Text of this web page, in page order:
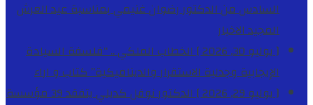
السادس من الدكتور رضوان غنيمي بمناسبة عيد العرش
المجيدالاخبار
[ يوليو 30, 2026 ]
الخطاب الملكي .. “فلسفة السيادة
الإيجابية وجدلية الاستقرار والديناميكية”كتاب و اراء
[ يوليو 29, 2026 ]
الدكتور نوفل كديلي يتفقد 39 مؤسسة